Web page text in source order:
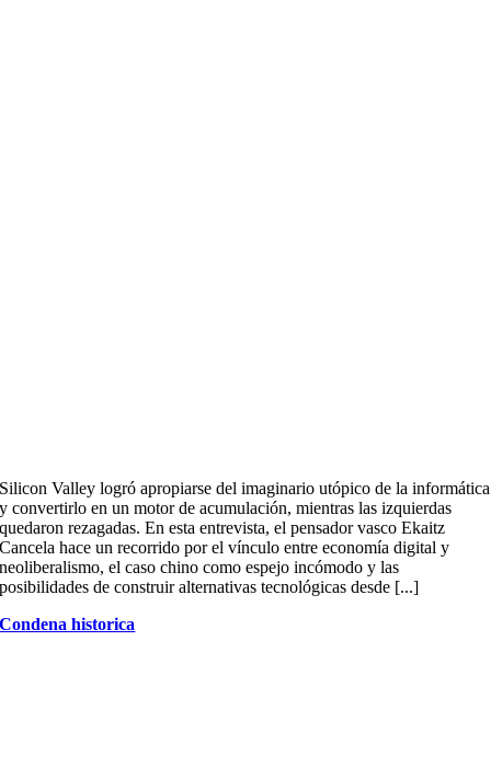
Silicon Valley logró apropiarse del imaginario utópico de la informática
y convertirlo en un motor de acumulación, mientras las izquierdas
quedaron rezagadas. En esta entrevista, el pensador vasco Ekaitz
Cancela hace un recorrido por el vínculo entre economía digital y
neoliberalismo, el caso chino como espejo incómodo y las
posibilidades de construir alternativas tecnológicas desde [...]
Condena historica